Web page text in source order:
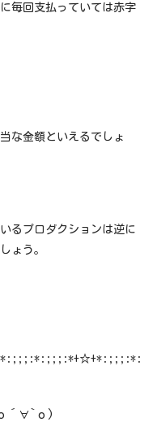
毎回支払っていては赤字
な金額といえるでしょ
るプロダクションは逆に
ょう。
(о´∀`о)